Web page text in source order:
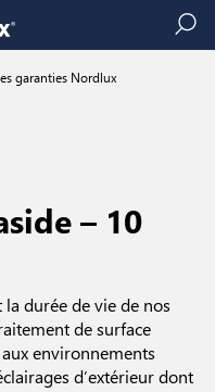
garanties Nordlux
– 10
durée de vie de nos
de surface
environnements
d’extérieur dont